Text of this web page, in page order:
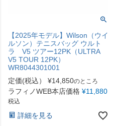
【2025年モデル】Wilson（ウイ
ルソン）テニスバッグ ウルト
ラ V5 ツアー12PK（ULTRA
V5 TOUR 12PK）
WR8044301001
定価(税込）
¥14,850のところ
ラフィノWEB本店価格 ¥11,880
税込
詳細を見る